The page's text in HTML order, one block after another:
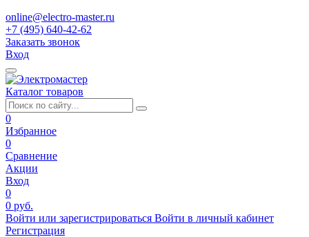
online@electro-master.ru
+7 (495) 640-42-62
Заказать звонок
Вход
Каталог товаров
0
Избранное
0
Сравнение
Акции
Вход
0
0 руб.
Войти или зарегистрироваться Войти в личный кабинет
Регистрация